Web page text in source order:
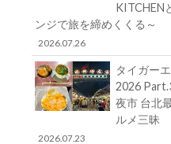
KITCHEN
ンジで旅を締めくくる～
2026.07.26
タイガー
2026
夜市 台北
ルメ三昧
2026.07.23